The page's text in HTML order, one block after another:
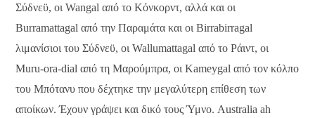
Σύδνεϋ, οι Wangal από το Κόνκορντ, αλλά και οι
Burramattagal από την Παραμάτα και οι Birrabirragal
λιμανίσιοι του Σύδνεϋ, οι Wallumattagal από το Ράιντ, οι
Muru-ora-dial από τη Μαρούμπρα, οι Kameygal από τον κόλπο
του Μπότανυ που δέχτηκε την μεγαλύτερη επίθεση των
αποίκων. Έχουν γράψει και δικό τους Ύμνο. Australia ah